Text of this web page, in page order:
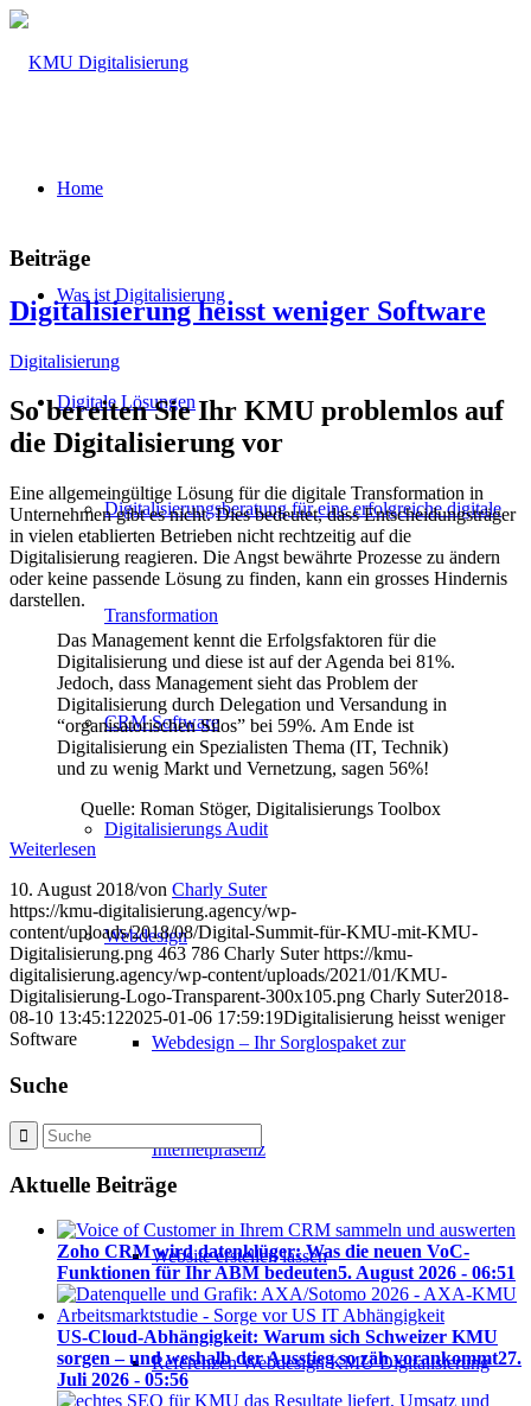
Home
Was ist Digitalisierung
Digitale Lösungen
Digitalisierungsberatung für eine erfolgreiche digitale
Transformation
CRM Software
Digitalisierungs Audit
Webdesign
Webdesign – Ihr Sorglospaket zur
Internetpräsenz
Website erstellen lassen
Referenzen Webdesign KMU Digitalisierung
Beiträge
Digitalisierung heisst weniger Software
Digitalisierung
So bereiten Sie Ihr KMU problemlos auf
die Digitalisierung vor
Eine allgemeingültige Lösung für die digitale Transformation in
Unternehmen gibt es nicht. Dies bedeutet, dass Entscheidungsträger
in vielen etablierten Betrieben nicht rechtzeitig auf die
Digitalisierung reagieren. Die Angst bewährte Prozesse zu ändern
oder keine passende Lösung zu finden, kann ein grosses Hindernis
darstellen.
Das Management kennt die Erfolgsfaktoren für die
Digitalisierung und diese ist auf der Agenda bei 81%.
Jedoch, dass Management sieht das Problem der
Digitalisierung durch Delegation und Versandung in
“organisatorischen Silos” bei 59%. Am Ende ist
Digitalisierung ein Spezialisten Thema (IT, Technik)
und zu wenig Markt und Vernetzung, sagen 56%!
Quelle: Roman Stöger, Digitalisierungs Toolbox
Weiterlesen
10. August 2018/von Charly Suter
https://kmu-digitalisierung.agency/wp-
content/uploads/2018/08/Digital-Summit-für-KMU-mit-KMU-
Digitalisierung.png 463 786 Charly Suter https://kmu-
digitalisierung.agency/wp-content/uploads/2021/01/KMU-
Digitalisierung-Logo-Transparent-300x105.png Charly Suter2018-
08-10 13:45:122025-01-06 17:59:19Digitalisierung heisst weniger
Software
Suche
Aktuelle Beiträge
Zoho CRM wird datenklüger: Was die neuen VoC-
Funktionen für Ihr ABM bedeuten5. August 2026 - 06:51
US-Cloud-Abhängigkeit: Warum sich Schweizer KMU
sorgen – und weshalb der Ausstieg so zäh vorankommt27.
Juli 2026 - 05:56